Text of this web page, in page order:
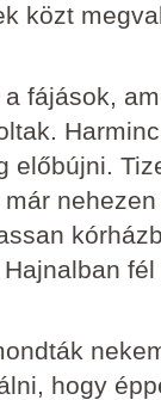
közt
fájások,
előbújni.
fél
hogy